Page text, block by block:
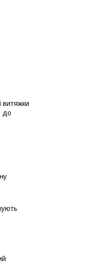
витяжки
до